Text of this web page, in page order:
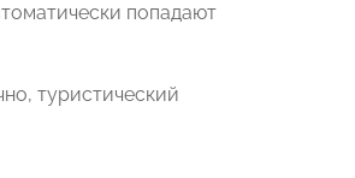
попадают
туристический